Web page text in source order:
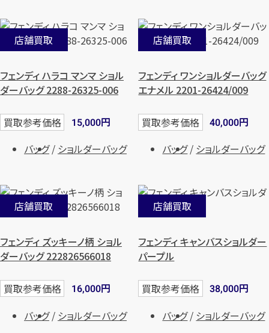
店舗買取
フェンディ ハラコ マンマ ショル
ダーバッグ 2288-26325-006
買取参考価格 15,000円
バッグ
ショルダーバッグ
店舗買取
フェンディ ワンショルダーバッグ
エナメル 2201-26424/009
買取参考価格 40,000円
バッグ
ショルダーバッグ
店舗買取
フェンディ ズッキーノ柄 ショル
ダーバッグ 222826566018
買取参考価格 16,000円
バッグ
ショルダーバッグ
店舗買取
フェンディ キャンバスショルダー
パープル
買取参考価格 38,000円
バッグ
ショルダーバッグ